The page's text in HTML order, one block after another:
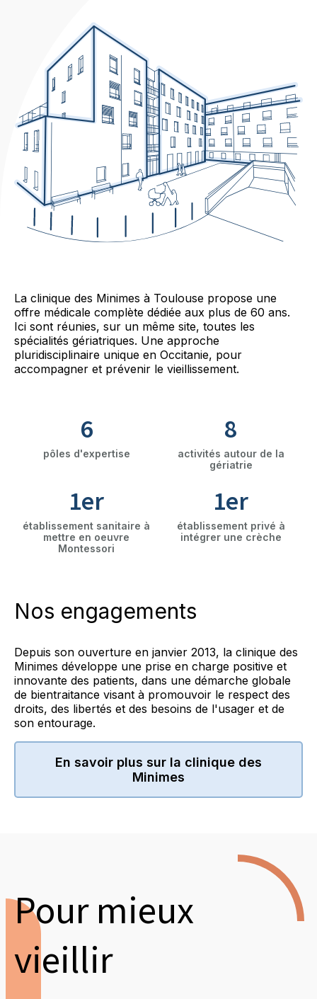
La clinique des Minimes à Toulouse propose une
offre médicale complète dédiée aux plus de 60 ans.
Ici sont réunies, sur un même site, toutes les
spécialités gériatriques. Une approche
pluridisciplinaire unique en Occitanie, pour
accompagner et prévenir le vieillissement.
6
pôles d'expertise
8
activités autour de la
gériatrie
1er
établissement sanitaire à
mettre en oeuvre
Montessori
1er
établissement privé à
intégrer une crèche
Nos engagements
Depuis son ouverture en janvier 2013, la clinique des
Minimes développe une prise en charge positive et
innovante des patients, dans une démarche globale
de bientraitance visant à promouvoir le respect des
droits, des libertés et des besoins de l'usager et de
son entourage.
En savoir plus sur la clinique des
Minimes
Pour mieux
vieillir